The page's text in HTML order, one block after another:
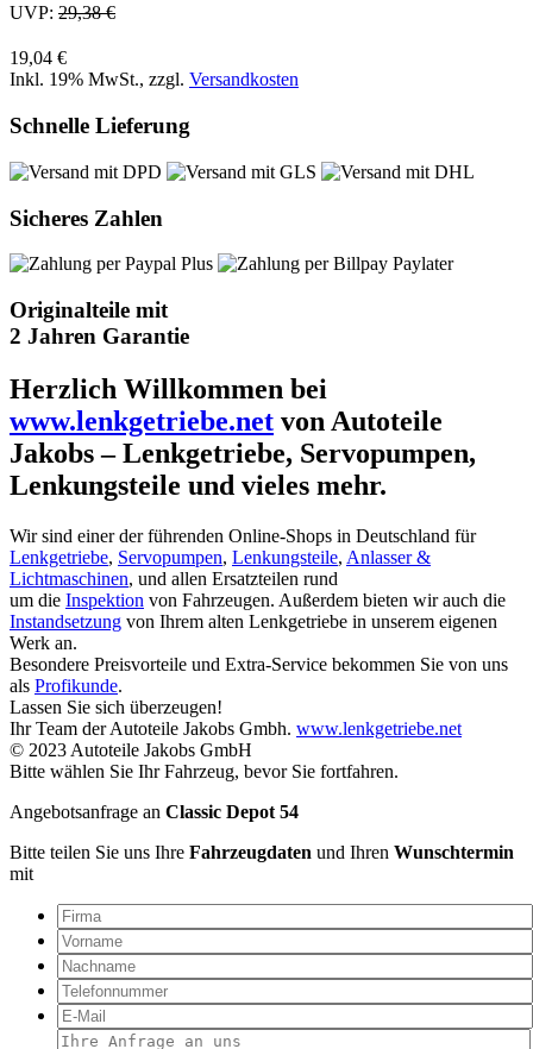
UVP: 29,38 €
19,04 €
Inkl. 19% MwSt., zzgl. Versandkosten
Schnelle Lieferung
Sicheres Zahlen
Originalteile mit
2 Jahren Garantie
Herzlich Willkommen bei
www.lenkgetriebe.net von Autoteile
Jakobs – Lenkgetriebe, Servopumpen,
Lenkungsteile und vieles mehr.
Wir sind einer der führenden Online-Shops in Deutschland für
Lenkgetriebe, Servopumpen, Lenkungsteile, Anlasser &
Lichtmaschinen, und allen Ersatzteilen rund
um die Inspektion von Fahrzeugen. Außerdem bieten wir auch die
Instandsetzung von Ihrem alten Lenkgetriebe in unserem eigenen
Werk an.
Besondere Preisvorteile und Extra-Service bekommen Sie von uns
als Profikunde.
Lassen Sie sich überzeugen!
Ihr Team der Autoteile Jakobs Gmbh. www.lenkgetriebe.net
© 2023 Autoteile Jakobs GmbH
Bitte wählen Sie Ihr Fahrzeug, bevor Sie fortfahren.
Angebotsanfrage an Classic Depot 54
Bitte teilen Sie uns Ihre Fahrzeugdaten und Ihren Wunschtermin
mit